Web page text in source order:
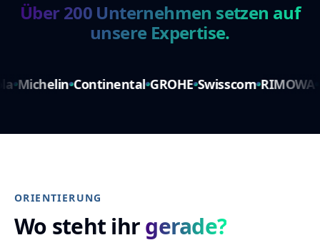
Über 200 Unternehmen setzen auf
unsere Expertise.
Continental GROHE Swisscom RIMOWA
ORIENTIERUNG
Wo steht ihrgerade?